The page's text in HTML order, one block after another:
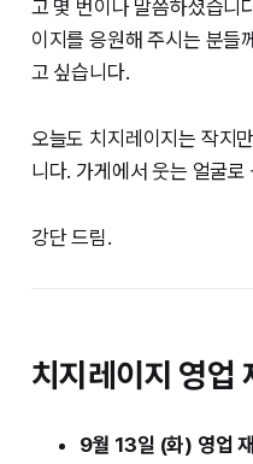
고 몇 번이나 말씀하셨습니
이지를 응원해 주시는 분들
고 싶습니다.
오늘도 치지레이지는 작지
니다. 가게에서 웃는 얼굴로
강단 드림.
치지레이지 영업
9월 13일 (화) 영업